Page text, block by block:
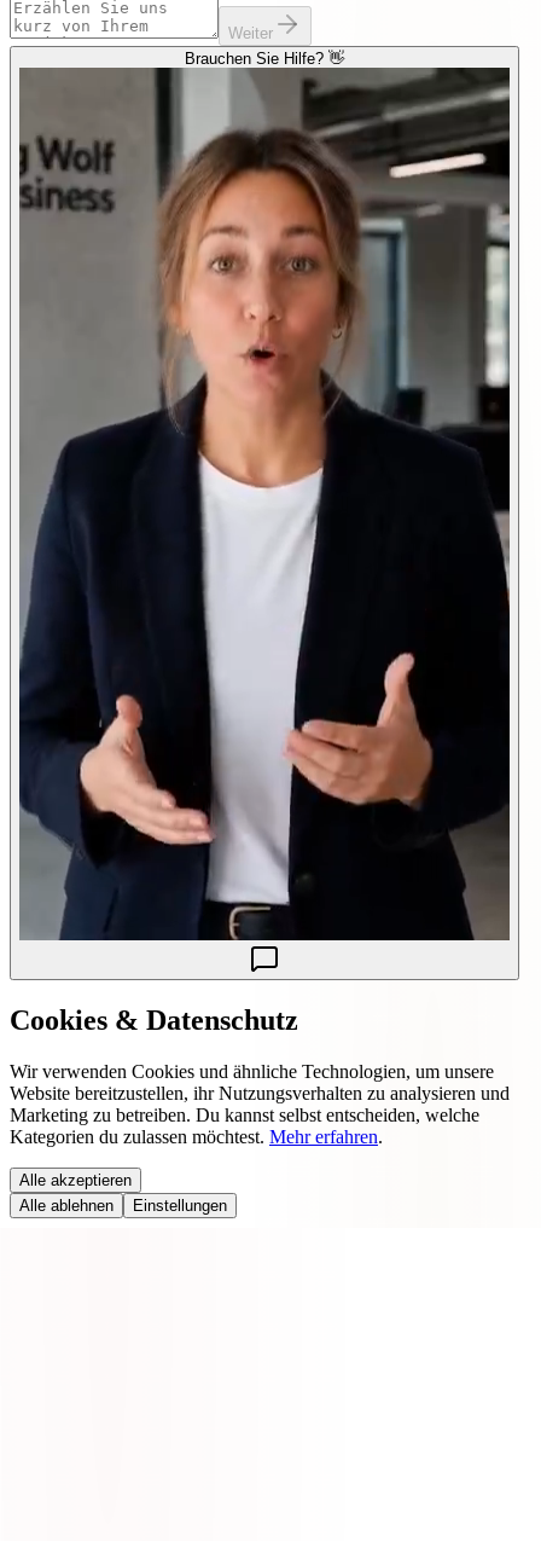
Weiter
Brauchen Sie Hilfe? 👋
Cookies & Datenschutz
Wir verwenden Cookies und ähnliche Technologien, um unsere
Website bereitzustellen, ihr Nutzungsverhalten zu analysieren und
Marketing zu betreiben. Du kannst selbst entscheiden, welche
Kategorien du zulassen möchtest. Mehr erfahren.
Alle akzeptieren
Alle ablehnen
Einstellungen